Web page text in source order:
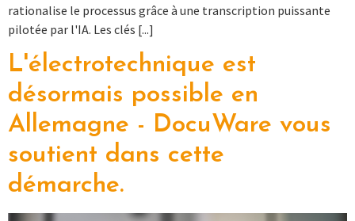
rationalise le processus grâce à une transcription puissante
pilotée par l'IA. Les clés [...]
L'électrotechnique est
désormais possible en
Allemagne - DocuWare vous
soutient dans cette
démarche.